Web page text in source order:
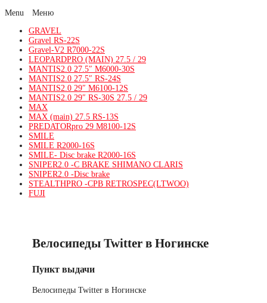
Menu
GRAVEL
Gravel RS-22S
Gravel-V2 R7000-22S
LEOPARDPRO (MAIN) 27.5 / 29
MANTIS2.0 27.5″ M6000-30S
MANTIS2.0 27.5″ RS-24S
MANTIS2.0 29″ M6100-12S
MANTIS2.0 29″ RS-30S 27.5 / 29
MAX
MAX (main) 27.5 RS-13S
PREDATORpro 29 M8100-12S
SMILE
SMILE R2000-16S
SMILE- Disc brake R2000-16S
SNIPER2.0 -C BRAKE SHIMANO CLARIS
SNIPER2.0 -Disc brake
STEALTHPRO -CPB RETROSPEC(LTWOO)
FUJI
Велосипеды Twitter в Ногинске
Пункт выдачи
Велосипеды Twitter в Ногинске